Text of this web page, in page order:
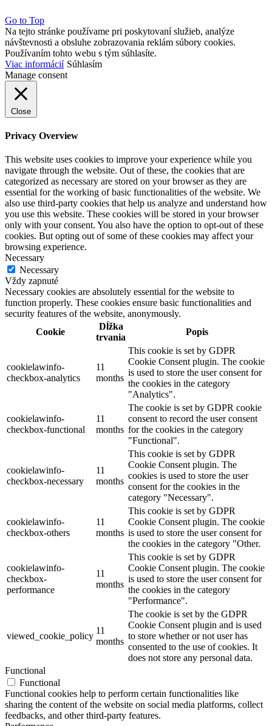
Go to Top
Na tejto stránke používame pri poskytovaní služieb, analýze
návštevnosti a obsluhe zobrazovania reklám súbory cookies.
Používaním tohto webu s tým súhlasíte.
Viac informácií Súhlasím
Manage consent
Close
Privacy Overview
This website uses cookies to improve your experience while you
navigate through the website. Out of these, the cookies that are
categorized as necessary are stored on your browser as they are
essential for the working of basic functionalities of the website. We
also use third-party cookies that help us analyze and understand how
you use this website. These cookies will be stored in your browser
only with your consent. You also have the option to opt-out of these
cookies. But opting out of some of these cookies may affect your
browsing experience.
Necessary
Necessary
Vždy zapnuté
Necessary cookies are absolutely essential for the website to
function properly. These cookies ensure basic functionalities and
security features of the website, anonymously.
Cookie
Dĺžka
trvania
Popis
cookielawinfo-
checkbox-analytics
11
months
This cookie is set by GDPR
Cookie Consent plugin. The cookie
is used to store the user consent for
the cookies in the category
"Analytics".
cookielawinfo-
checkbox-functional
11
months
The cookie is set by GDPR cookie
consent to record the user consent
for the cookies in the category
"Functional".
cookielawinfo-
checkbox-necessary
11
months
This cookie is set by GDPR
Cookie Consent plugin. The
cookies is used to store the user
consent for the cookies in the
category "Necessary".
cookielawinfo-
checkbox-others
11
months
This cookie is set by GDPR
Cookie Consent plugin. The cookie
is used to store the user consent for
the cookies in the category "Other.
cookielawinfo-
checkbox-
performance
11
months
This cookie is set by GDPR
Cookie Consent plugin. The cookie
is used to store the user consent for
the cookies in the category
"Performance".
viewed_cookie_policy
11
months
The cookie is set by the GDPR
Cookie Consent plugin and is used
to store whether or not user has
consented to the use of cookies. It
does not store any personal data.
Functional
Functional
Functional cookies help to perform certain functionalities like
sharing the content of the website on social media platforms, collect
feedbacks, and other third-party features.